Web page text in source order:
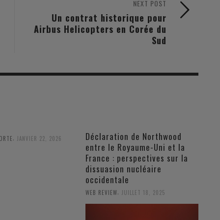
NEXT POST
Un contrat historique pour
Airbus Helicopters en Corée du
Sud
JANVIER 22, 2026
Déclaration de Northwood
entre le Royaume-Uni et la
France : perspectives sur la
dissuasion nucléaire
occidentale
WEB REVIEW JUILLET 18, 2025